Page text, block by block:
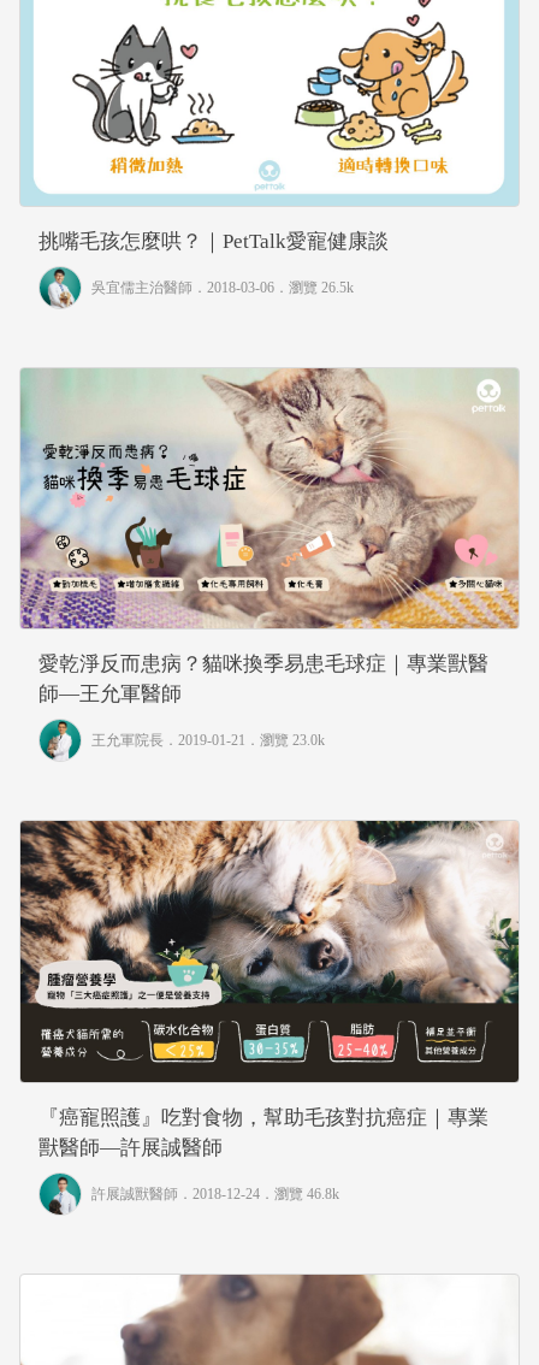
挑嘴毛孩怎麼哄？｜PetTalk愛寵健康談
吳宜儒主治醫師 ．2018-03-06． 瀏覽 26.5k
愛乾淨反而患病？貓咪換季易患毛球症｜專業獸醫
師—王允軍醫師
王允軍院長 ．2019-01-21． 瀏覽 23.0k
『癌寵照護』吃對食物，幫助毛孩對抗癌症｜專業
獸醫師—許展誠醫師
許展誠獸醫師 ．2018-12-24． 瀏覽 46.8k